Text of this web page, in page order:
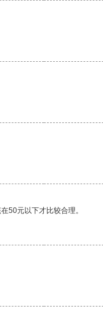
50元以下才比较合理。